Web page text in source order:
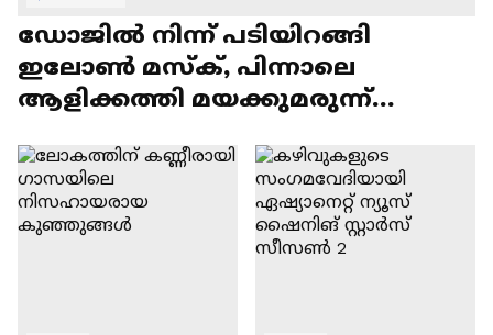
ഡോജിൽ നിന്ന് പടിയിറങ്ങി
ഇലോൺ മസ്ക്, പിന്നാലെ
ആളിക്കത്തി മയക്കുമരുന്ന്